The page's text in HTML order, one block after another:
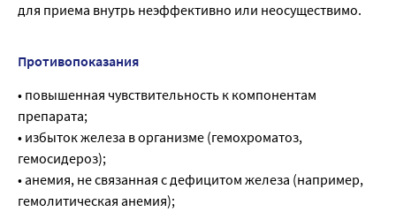
для приема внутрь неэффективно или неосуществимо.
Противопоказания
• повышенная чувствительность к компонентам
препарата;
• избыток железа в организме (гемохроматоз,
гемосидероз);
• анемия, не связанная с дефицитом железа (например,
гемолитическая анемия);